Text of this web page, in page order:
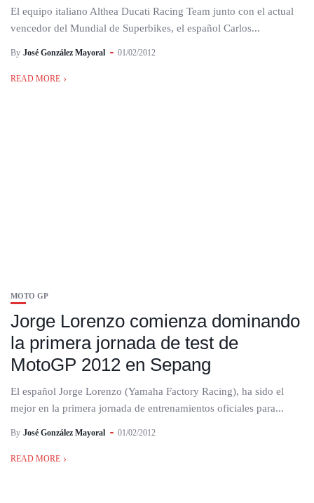
El equipo italiano Althea Ducati Racing Team junto con el actual
vencedor del Mundial de Superbikes, el español Carlos...
By José González Mayoral 01/02/2012
READ MORE
MOTO GP
Jorge Lorenzo comienza dominando
la primera jornada de test de
MotoGP 2012 en Sepang
El español Jorge Lorenzo (Yamaha Factory Racing), ha sido el
mejor en la primera jornada de entrenamientos oficiales para...
By José González Mayoral 01/02/2012
READ MORE